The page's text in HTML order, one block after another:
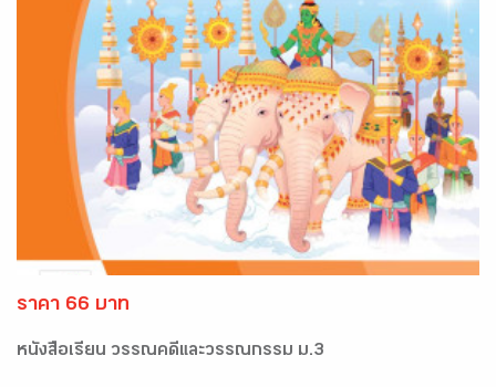
ราคา 66 บาท
หนังสือเรียน วรรณคดีและวรรณกรรม ม.3